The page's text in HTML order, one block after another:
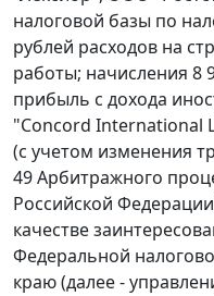
налоговой базы по
рублей расходов на
работы; начисления 8
прибыль с дохода
"Concord International
(с учетом изменения
49 Арбитражного
Российской
качестве
Федеральной
краю (далее -